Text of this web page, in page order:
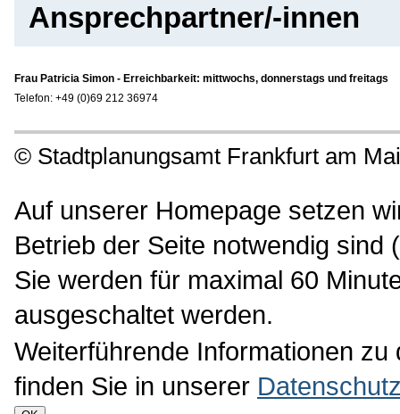
Ansprechpartner/-innen
Frau Patricia Simon - Erreichbarkeit: mittwochs, donnerstags und freitags
Telefon: +49 (0)69 212 36974
© Stadtplanungsamt Frankfurt am
Auf unserer Homepage setzen
Betrieb der Seite notwendig
Sie werden für maximal 60
ausgeschaltet werden.
Weiterführende Informationen
finden Sie in unserer